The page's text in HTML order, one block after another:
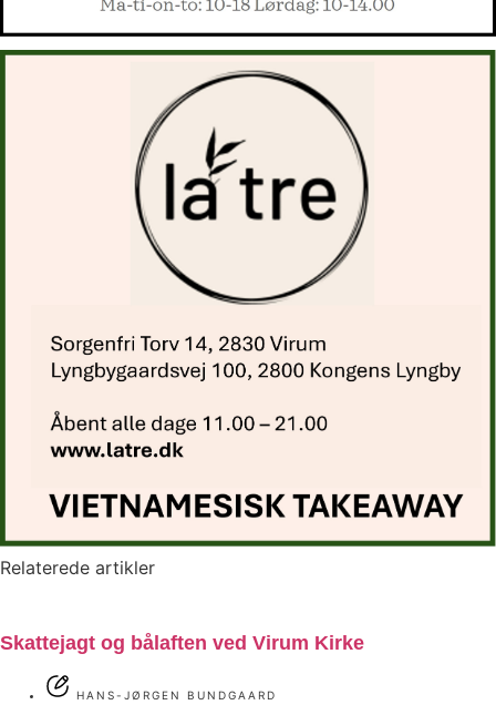
Relaterede artikler
Skattejagt og bålaften ved Virum Kirke
HANS-JØRGEN BUNDGAARD